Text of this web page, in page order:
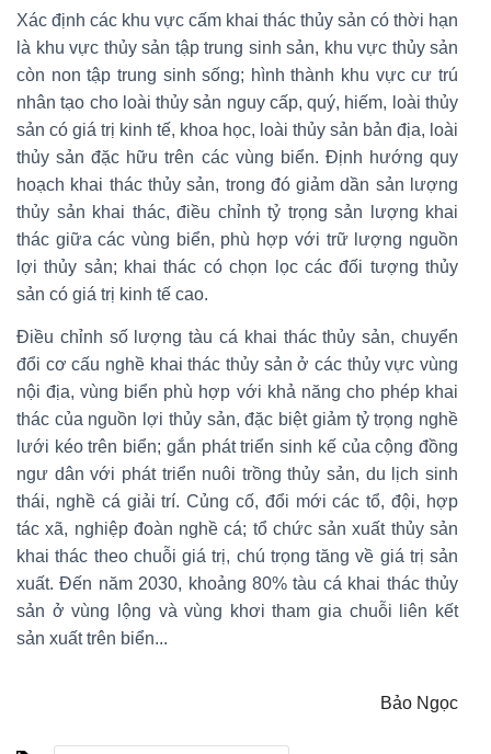
Xác định các khu vực cấm khai thác thủy sản có thời hạn
là khu vực thủy sản tập trung sinh sản, khu vực thủy sản
còn non tập trung sinh sống; hình thành khu vực cư trú
nhân tạo cho loài thủy sản nguy cấp, quý, hiếm, loài thủy
sản có giá trị kinh tế, khoa học, loài thủy sản bản địa, loài
thủy sản đặc hữu trên các vùng biển. Định hướng quy
hoạch khai thác thủy sản, trong đó giảm dần sản lượng
thủy sản khai thác, điều chỉnh tỷ trọng sản lượng khai
thác giữa các vùng biển, phù hợp với trữ lượng nguồn
lợi thủy sản; khai thác có chọn lọc các đối tượng thủy
sản có giá trị kinh tế cao.
Điều chỉnh số lượng tàu cá khai thác thủy sản, chuyển
đổi cơ cấu nghề khai thác thủy sản ở các thủy vực vùng
nội địa, vùng biển phù hợp với khả năng cho phép khai
thác của nguồn lợi thủy sản, đặc biệt giảm tỷ trọng nghề
lưới kéo trên biển; gắn phát triển sinh kế của cộng đồng
ngư dân với phát triển nuôi trồng thủy sản, du lịch sinh
thái, nghề cá giải trí. Củng cố, đổi mới các tổ, đội, hợp
tác xã, nghiệp đoàn nghề cá; tổ chức sản xuất thủy sản
khai thác theo chuỗi giá trị, chú trọng tăng về giá trị sản
xuất. Đến năm 2030, khoảng 80% tàu cá khai thác thủy
sản ở vùng lộng và vùng khơi tham gia chuỗi liên kết
sản xuất trên biển...
Bảo Ngọc